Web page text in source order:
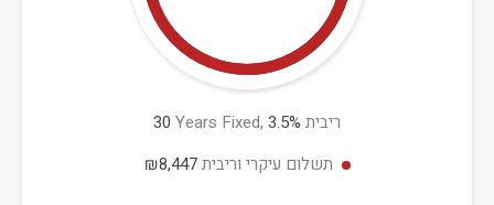
30 Years Fixed, 3.5% ריבית
תשלום עיקרי וריבית₪8,447